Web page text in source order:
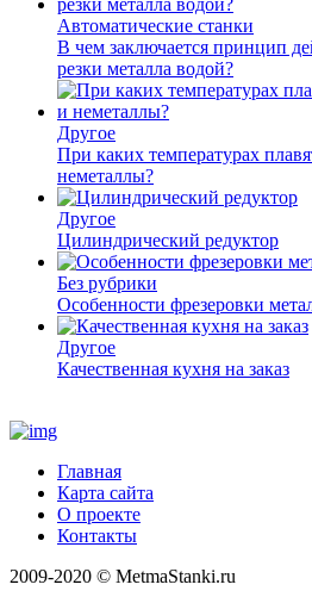
Автоматические станки
В чем заключается принцип
резки металла водой?
Другое
При каких температурах
неметаллы?
Другое
Цилиндрический редуктор
Без рубрики
Особенности фрезеровки
Другое
Качественная кухня на заказ
Главная
Карта сайта
О проекте
Контакты
2009-2020 © MetmaStanki.ru